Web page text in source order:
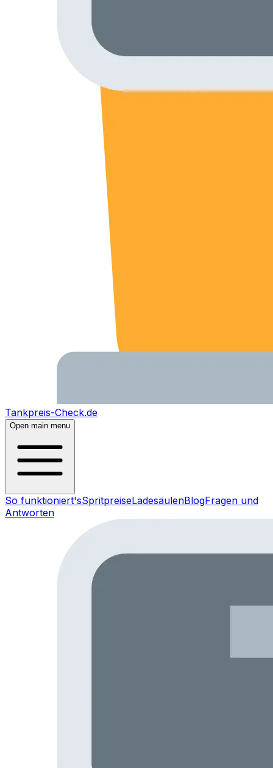
Tankpreis-Check.de
Open main menu
So funktioniert'sSpritpreiseLadesäulenBlogFragen und
Antworten